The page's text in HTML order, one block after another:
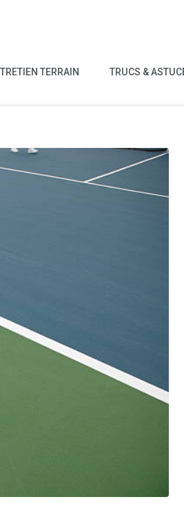
TERRAIN TRUCS &